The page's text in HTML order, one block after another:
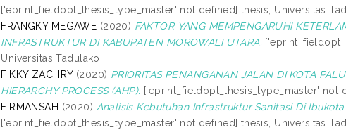
['eprint_fieldopt_thesis_type_master' not defined] thesis, Universitas
FRANGKY MEGAWE (2020) FAKTOR YANG MEMPENGARUHI
INFRASTRUKTUR DI KABUPATEN MOROWALI UTARA.
Universitas Tadulako.
FIKKY ZACHRY(2020) PRIORITAS PENANGANAN JALAN DI KOTA
HIERARCHY PROCESS (AHP). ['eprint_fieldopt_thesis_type_master' not
FIRMANSAH (2020) Analisis Kebutuhan Infrastruktur Sanitasi Di
['eprint_fieldopt_thesis_type_master' not defined] thesis, Universitas